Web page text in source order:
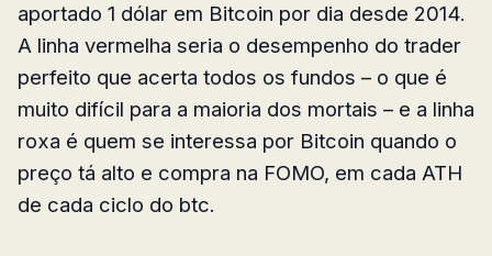
aportado 1 dólar em Bitcoin por dia desde 2014.
A linha vermelha seria o desempenho do trader
perfeito que acerta todos os fundos – o que é
muito difícil para a maioria dos mortais – e a linha
roxa é quem se interessa por Bitcoin quando o
preço tá alto e compra na FOMO, em cada ATH
de cada ciclo do btc.